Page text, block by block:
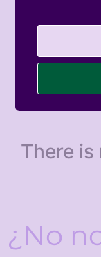
There is
¿No